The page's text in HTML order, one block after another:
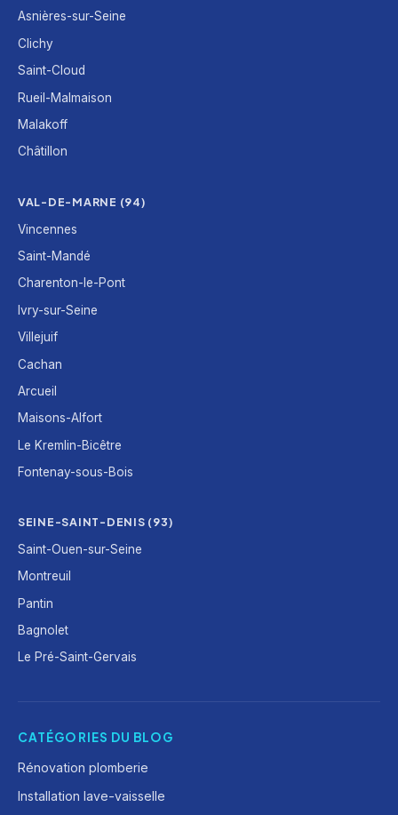
Asnières-sur-Seine
Clichy
Saint-Cloud
Rueil-Malmaison
Malakoff
Châtillon
VAL-DE-MARNE (94)
Vincennes
Saint-Mandé
Charenton-le-Pont
Ivry-sur-Seine
Villejuif
Cachan
Arcueil
Maisons-Alfort
Le Kremlin-Bicêtre
Fontenay-sous-Bois
SEINE-SAINT-DENIS (93)
Saint-Ouen-sur-Seine
Montreuil
Pantin
Bagnolet
Le Pré-Saint-Gervais
CATÉGORIES DU BLOG
Rénovation plomberie
Installation lave-vaisselle